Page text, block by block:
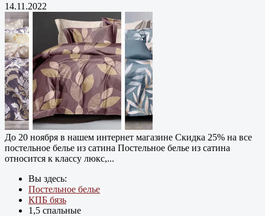
14.11.2022
До 20 ноября в нашем интернет магазине Cкидка 25% на все
постельное белье из сатина Постельное белье из сатина
относится к классу люкс,...
Вы здесь:
Постельное белье
КПБ бязь
1,5 спальные